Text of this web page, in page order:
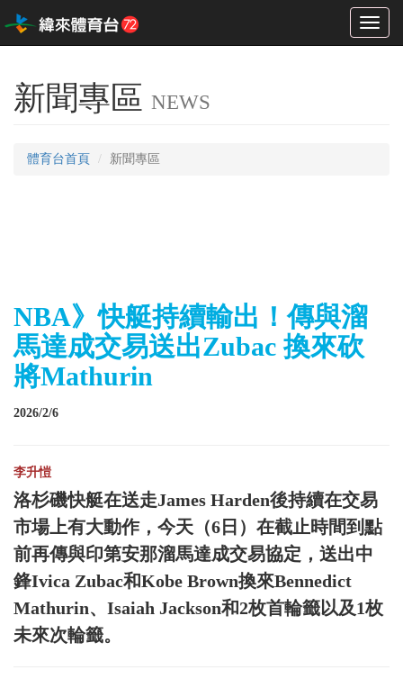
Toggle
新聞專區 NEWS
體育台首頁 新聞專區
NBA》快艇持續輸出！傳與溜
馬達成交易送出Zubac 換來砍
將Mathurin
2026/2/6
李升愷
洛杉磯快艇在送走James Harden後持續在交易
市場上有大動作，今天（6日）在截止時間到點
前再傳與印第安那溜馬達成交易協定，送出中
鋒Ivica Zubac和Kobe Brown換來Bennedict
Mathurin、Isaiah Jackson和2枚首輪籤以及1枚
未來次輪籤。